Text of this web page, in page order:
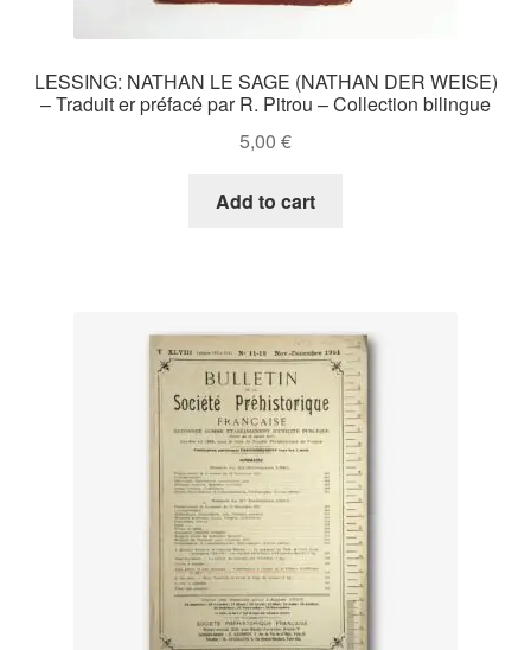
LESSING: NATHAN LE SAGE (NATHAN DER WEISE)
– Traduit er préfacé par R. Pitrou – Collection bilingue
5,00 €
Add to cart